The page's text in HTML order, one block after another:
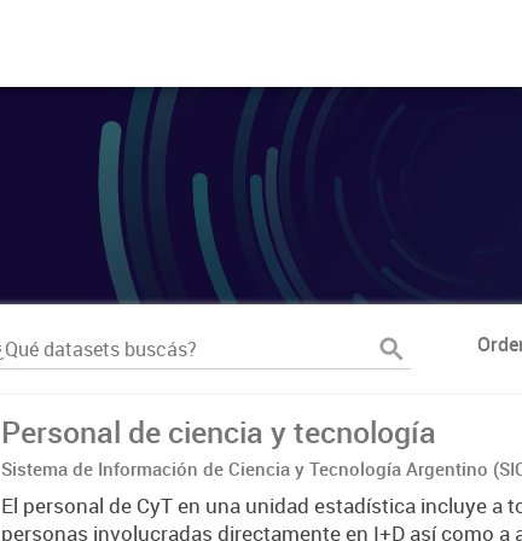
Personal de ciencia y tecnología
Sistema de Información de Ciencia y Tecnología Argentino
El personal de CyT en una unidad estadística incluye a
personas involucradas directamente en I+D así como a